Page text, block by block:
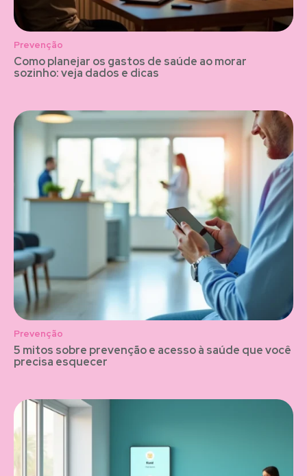
Prevenção
Como planejar os gastos de saúde ao morar
sozinho: veja dados e dicas
Prevenção
5 mitos sobre prevenção e acesso à saúde que você
precisa esquecer